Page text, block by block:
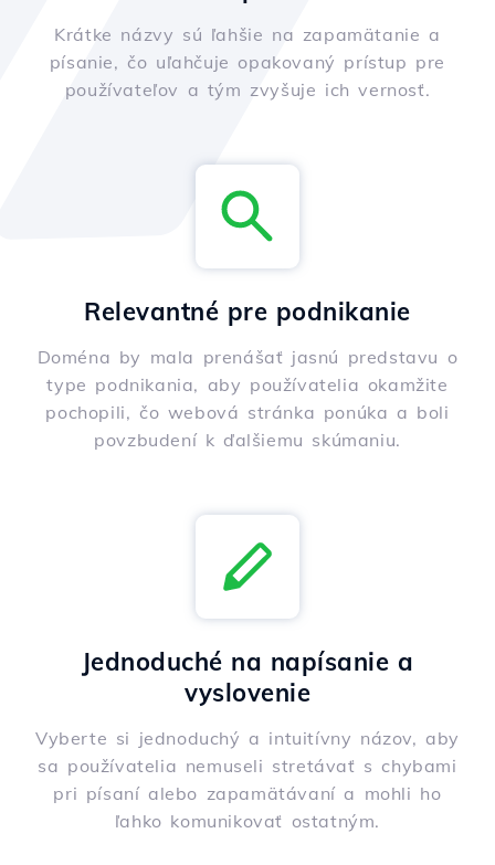
Krátke názvy sú ľahšie na zapamätanie a
písanie, čo uľahčuje opakovaný prístup pre
používateľov a tým zvyšuje ich vernosť.
Relevantné pre podnikanie
Doména by mala prenášať jasnú predstavu o
type podnikania, aby používatelia okamžite
pochopili, čo webová stránka ponúka a boli
povzbudení k ďalšiemu skúmaniu.
Jednoduché na napísanie a
vyslovenie
Vyberte si jednoduchý a intuitívny názov, aby
sa používatelia nemuseli stretávať s chybami
pri písaní alebo zapamätávaní a mohli ho
ľahko komunikovať ostatným.